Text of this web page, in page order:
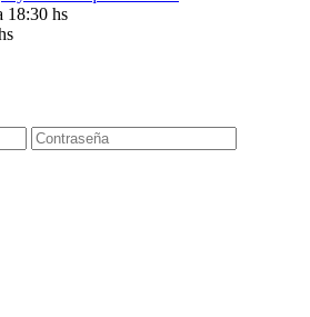
18:30 hs